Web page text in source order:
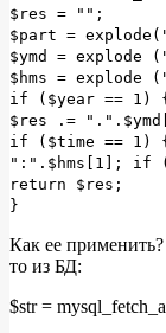
$res = "";
$part =
$ymd =
$hms =
if ($year == 1)
$res .=
if ($time == 1)
":".$hms[1]; if
return $res;
}
Как ее
то из БД:
$str =